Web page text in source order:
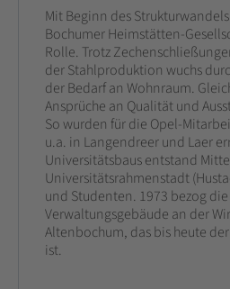
Mit Beginn des
Bochumer Heimstätten-
Rolle. Trotz
der Stahlproduktion wuchs
der Bedarf an Wohnraum.
Ansprüche an Qualität und
So wurden für die Opel-
u.a. in Langendreer und Laer
Universitätsbaus entstand
Universitätsrahmenstadt
und Studenten. 1973 bezog
Verwaltungsgebäude an der
Altenbochum, das bis heute
ist.